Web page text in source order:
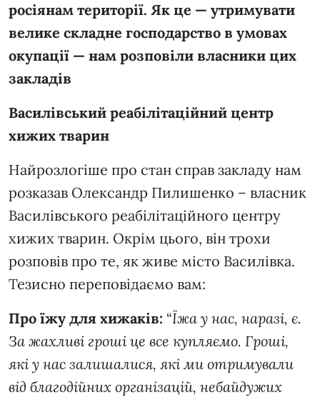
росіянам території. Як це — утримувати
велике складне господарство в умовах
окупації — нам розповіли власники цих
закладів
Василівський реабілітаційний центр
хижих тварин
Найрозлогіше про стан справ закладу нам
розказав Олександр Пилишенко – власник
Василівського реабілітаційного центру
хижих тварин. Окрім цього, він трохи
розповів про те, як живе місто Василівка.
Тезисно переповідаємо вам:
Про їжу для хижаків: “Їжа у нас, наразі, є.
За жахливі гроші це все купляємо. Гроші,
які у нас залишалися, які ми отримували
від благодійних організацій, небайдужих